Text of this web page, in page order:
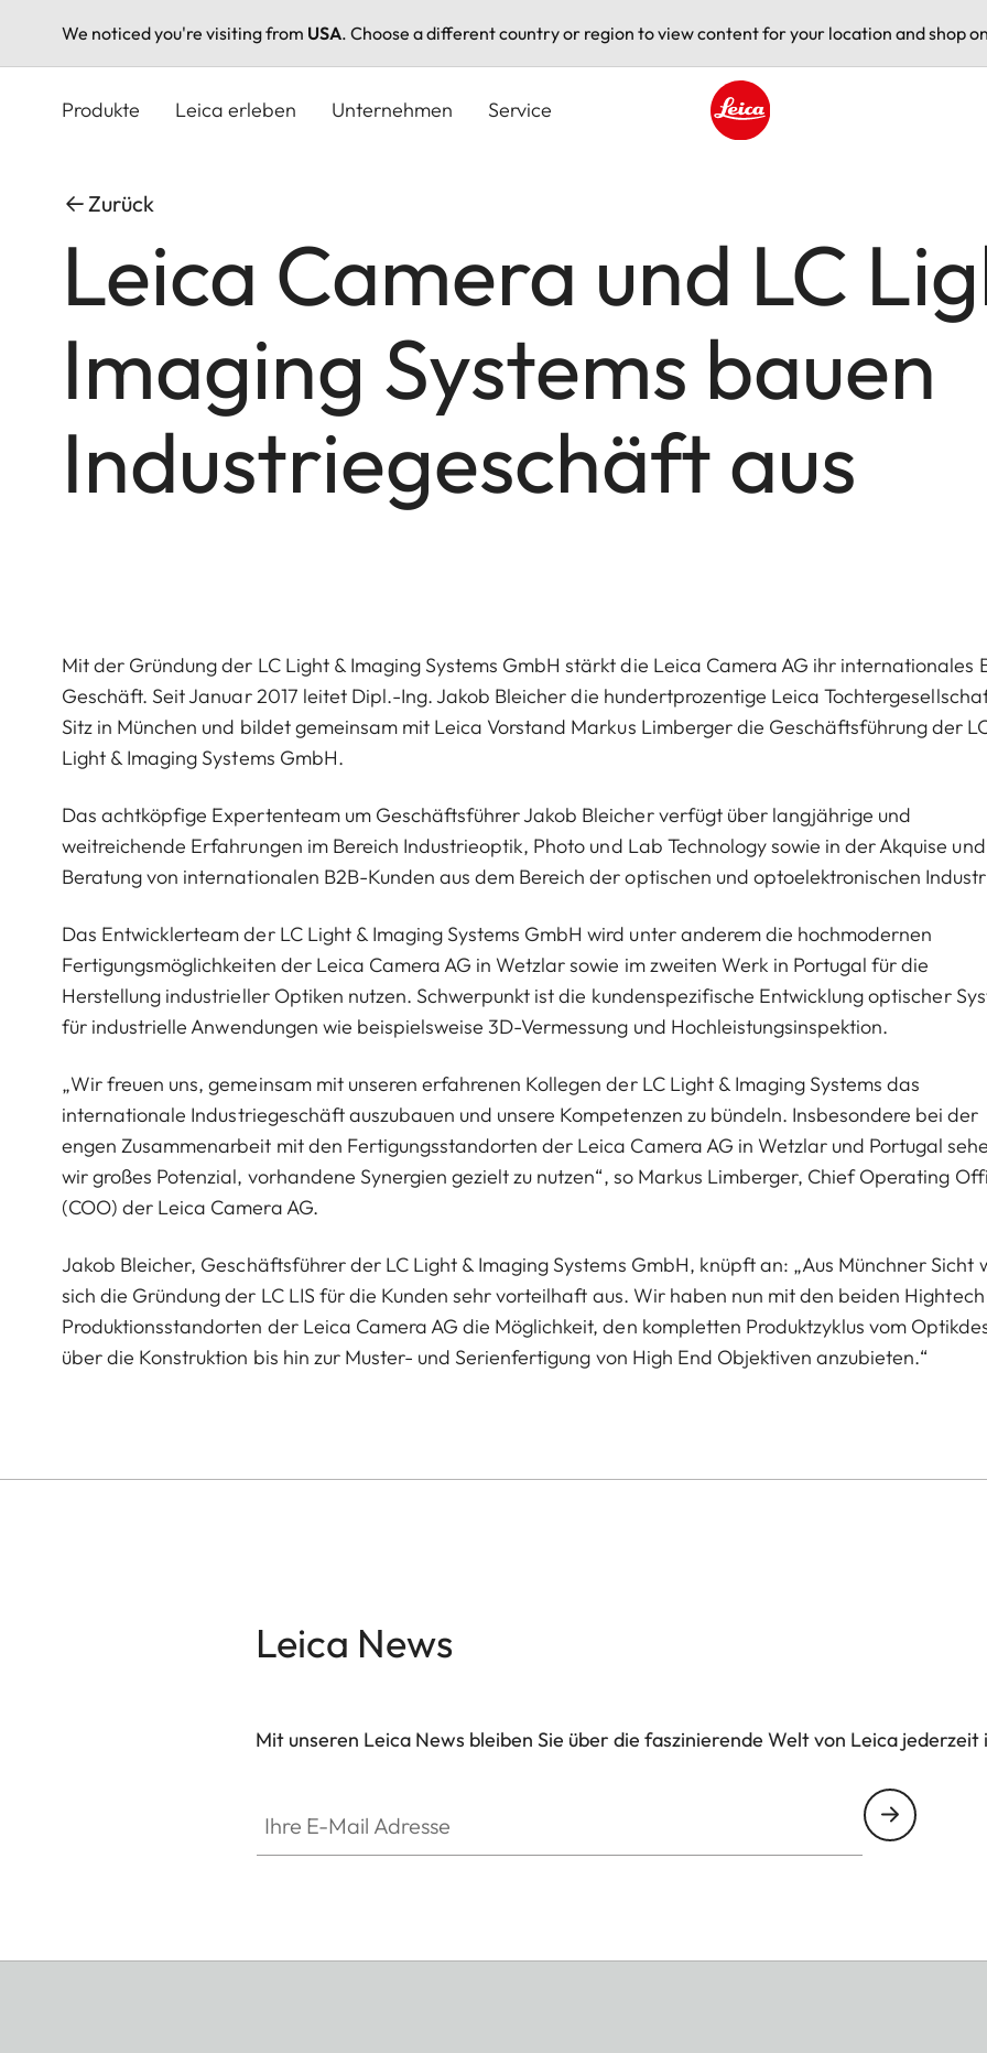
We noticed you're visiting from USA. Choose a different country or region to view content for your location and shop
Produkte Leica erleben Unternehmen Service
Zurück
Leica Camera und LC
Imaging Systems bauen
Industriegeschäft aus
Mit der Gründung der LC Light & Imaging Systems GmbH stärkt die Leica Camera AG ihr internationales
Geschäft. Seit Januar 2017 leitet Dipl.-Ing. Jakob Bleicher die hundertprozentige Leica
Sitz in München und bildet gemeinsam mit Leica Vorstand Markus Limberger die Geschäftsführung der
Light & Imaging Systems GmbH.
Das achtköpfige Expertenteam um Geschäftsführer Jakob Bleicher verfügt über langjährige und
weitreichende Erfahrungen im Bereich Industrieoptik, Photo und Lab Technology sowie in der Akquise und
Beratung von internationalen B2B-Kunden aus dem Bereich der optischen und optoelektronischen
Das Entwicklerteam der LC Light & Imaging Systems GmbH wird unter anderem die hochmodernen
Fertigungsmöglichkeiten der Leica Camera AG in Wetzlar sowie im zweiten Werk in Portugal für die
Herstellung industrieller Optiken nutzen. Schwerpunkt ist die kundenspezifische Entwicklung optischer
für industrielle Anwendungen wie beispielsweise 3D-Vermessung und Hochleistungsinspektion.
„Wir freuen uns, gemeinsam mit unseren erfahrenen Kollegen der LC Light & Imaging Systems das
internationale Industriegeschäft auszubauen und unsere Kompetenzen zu bündeln. Insbesondere bei der
engen Zusammenarbeit mit den Fertigungsstandorten der Leica Camera AG in Wetzlar und Portugal
wir großes Potenzial, vorhandene Synergien gezielt zu nutzen“, so Markus Limberger, Chief Operating
(COO) der Leica Camera AG.
Jakob Bleicher, Geschäftsführer der LC Light & Imaging Systems GmbH, knüpft an: „Aus Münchner Sicht
sich die Gründung der LC LIS für die Kunden sehr vorteilhaft aus. Wir haben nun mit den beiden Hightech
Produktionsstandorten der Leica Camera AG die Möglichkeit, den kompletten Produktzyklus vom
über die Konstruktion bis hin zur Muster- und Serienfertigung von High End Objektiven anzubieten.“
Leica News
Mit unseren Leica News bleiben Sie über die faszinierende Welt von Leica